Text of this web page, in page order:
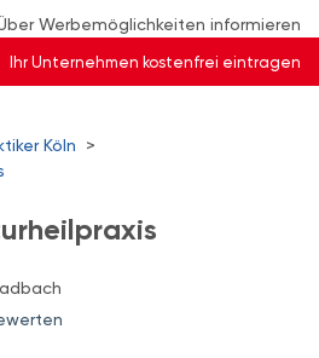
Werbemöglichkeiten informieren
Ihr Unternehmen kostenfrei eintragen
Köln
>